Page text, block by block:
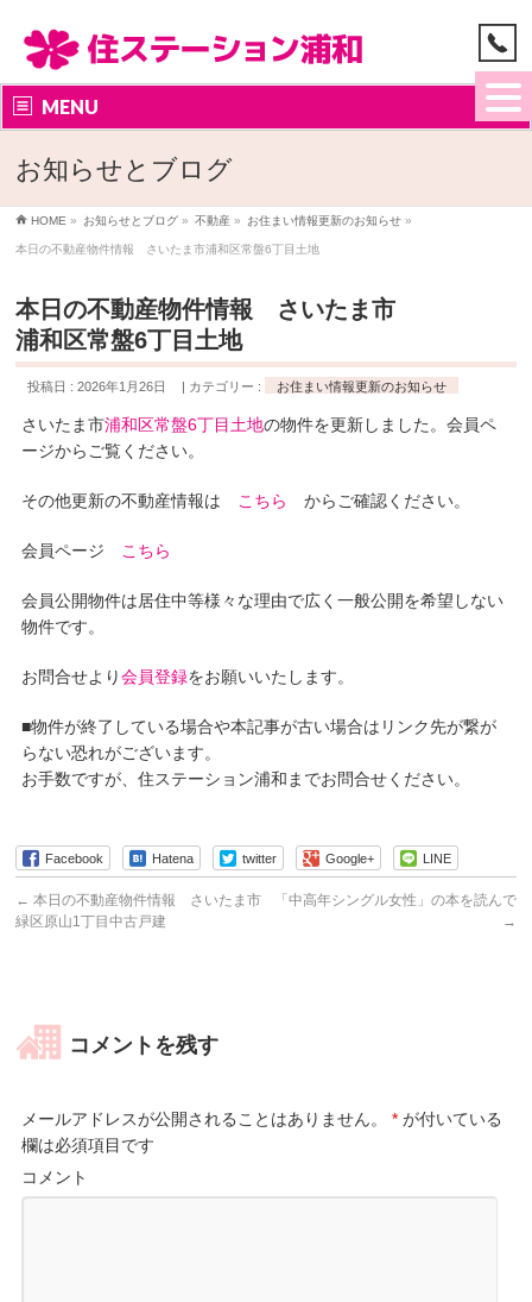
MENU
お知らせとブログ
HOME » お知らせとブログ » 不動産 » お住まい情報更新のお知らせ »
本日の不動産物件情報 さいたま市浦和区常盤6丁目土地
本日の不動産物件情報 さいたま市
浦和区常盤6丁目土地
投稿日 : 2026年1月26日 カテゴリー : お住まい情報更新のお知らせ
さいたま市浦和区常盤6丁目土地の物件を更新しました。会員ペ
ージからご覧ください。
その他更新の不動産情報は こちら からご確認ください。
会員ページ こちら
会員公開物件は居住中等様々な理由で広く一般公開を希望しない
物件です。
お問合せより会員登録をお願いいたします。
■物件が終了している場合や本記事が古い場合はリンク先が繋が
らない恐れがございます。
お手数ですが、住ステーション浦和までお問合せください。
Facebook Hatena twitter Google+ LINE
← 本日の不動産物件情報 さいたま市
緑区原山1丁目中古戸建
「中高年シングル女性」の本を読んで
→
コメントを残す
メールアドレスが公開されることはありません。 * が付いている
欄は必須項目です
コメント